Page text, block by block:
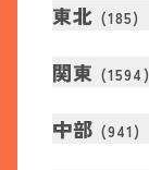
東北 (185)
関東 (1594 )
中部 (941 )